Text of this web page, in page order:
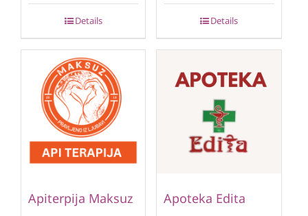
Details Details
Apiterpija Maksuz Apoteka Edita